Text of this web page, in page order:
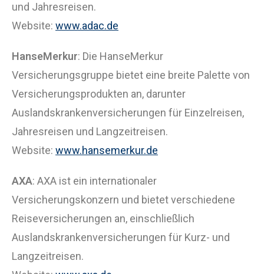
und Jahresreisen.
Website: www.adac.de
HanseMerkur: Die HanseMerkur
Versicherungsgruppe bietet eine breite Palette von
Versicherungsprodukten an, darunter
Auslandskrankenversicherungen für Einzelreisen,
Jahresreisen und Langzeitreisen.
Website: www.hansemerkur.de
AXA: AXA ist ein internationaler
Versicherungskonzern und bietet verschiedene
Reiseversicherungen an, einschließlich
Auslandskrankenversicherungen für Kurz- und
Langzeitreisen.